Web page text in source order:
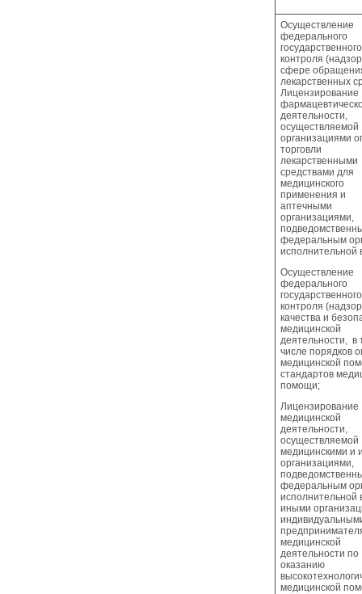
Осуществление
федерального
государственного
контроля
сфере
лекарственных
Лицензирование
деятельности,
осуществляемой
организациями
торговли
лекарственными
средствами для
медицинского
применения и
аптечными
организациями,
федеральным
исполнительной
Осуществление
федерального
государственного
контроля
качества и
медицинской
деятельности, в
числе порядков
медицинской
стандартов
помощи;
Лицензирование
медицинской
деятельности,
осуществляемой
медицинскими и
организациями,
федеральным
исполнительной
иными
медицинской
деятельности по
оказанию
медицинской